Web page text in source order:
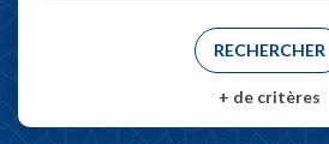
+ de critères